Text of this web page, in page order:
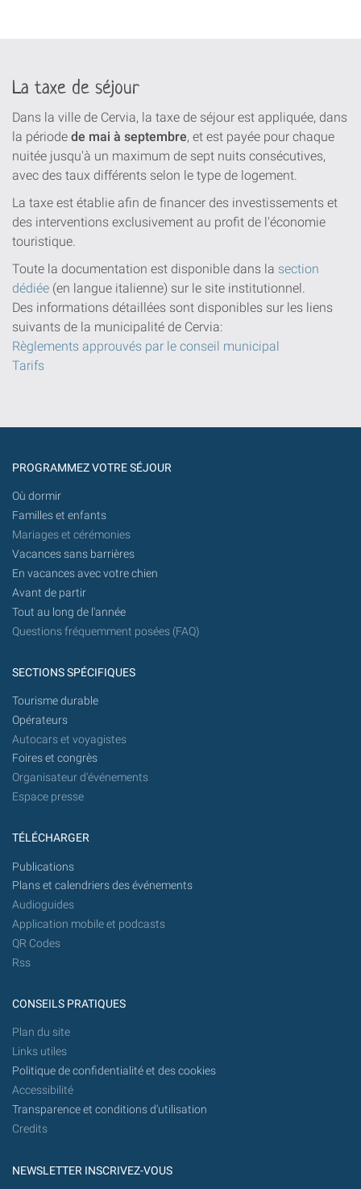
La taxe de séjour
Dans la ville de Cervia, la taxe de séjour est appliquée, dans
la période de mai à septembre, et est payée pour chaque
nuitée jusqu'à un maximum de sept nuits consécutives,
avec des taux différents selon le type de logement.
La taxe est établie afin de financer des investissements et
des interventions exclusivement au profit de l'économie
touristique.
Toute la documentation est disponible dans la section
dédiée (en langue italienne) sur le site institutionnel.
Des informations détaillées sont disponibles sur les liens
suivants de la municipalité de Cervia:
Règlements approuvés par le conseil municipal
Tarifs
PROGRAMMEZ VOTRE SÉJOUR
Où dormir
Familles et enfants
Mariages et cérémonies
Vacances sans barrières
En vacances avec votre chien
Avant de partir
Tout au long de l'année
Questions fréquemment posées (FAQ)
SECTIONS SPÉCIFIQUES
Tourisme durable
Opérateurs
Autocars et voyagistes
Foires et congrès
Organisateur d'événements
Espace presse
TÉLÉCHARGER
Publications
Plans et calendriers des événements
Audioguides
Application mobile et podcasts
QR Codes
Rss
CONSEILS PRATIQUES
Plan du site
Links utiles
Politique de confidentialité et des cookies
Accessibilité
Transparence et conditions d'utilisation
Credits
NEWSLETTER INSCRIVEZ-VOUS